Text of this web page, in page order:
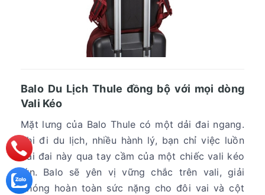
Balo Du Lịch Thule đồng bộ với mọi dòng
Vali Kéo
Mặt lưng của Balo Thule có một dải đai ngang.
Khi đi du lịch, nhiều hành lý, bạn chỉ việc luồn
dải đai này qua tay cầm của một chiếc vali kéo
lớn. Balo sẽ yên vị vững chắc trên vali, giải
phóng hoàn toàn sức nặng cho đôi vai và cột